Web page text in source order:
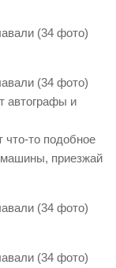
автографы и
что-то подобное
машины, приезжай